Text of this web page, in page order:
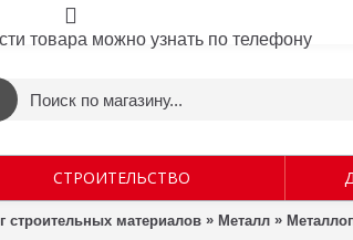
товара можно узнать по телефону
СТРОИТЕЛЬСТВО
строительных материалов » Металл »